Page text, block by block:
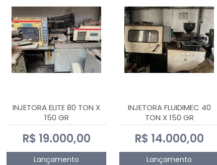
INJETORA ELITE 80 TON X
150 GR
R$ 19.000,00
Lançamento
INJETORA FLUIDIMEC 40
TON X 150 GR
R$ 14.000,00
Lançamento